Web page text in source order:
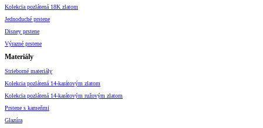
Kolekcia pozlátená 18K zlatom
Jednoduché prstene
Disney prstene
Výrazné prstene
Materiály
Strieborné materiály
Kolekcia pozlátená 14-karátovým zlatom
Kolekcia pozlátená 14-karátovým ružovým zlatom
Prstene s kameňmi
Glazúra